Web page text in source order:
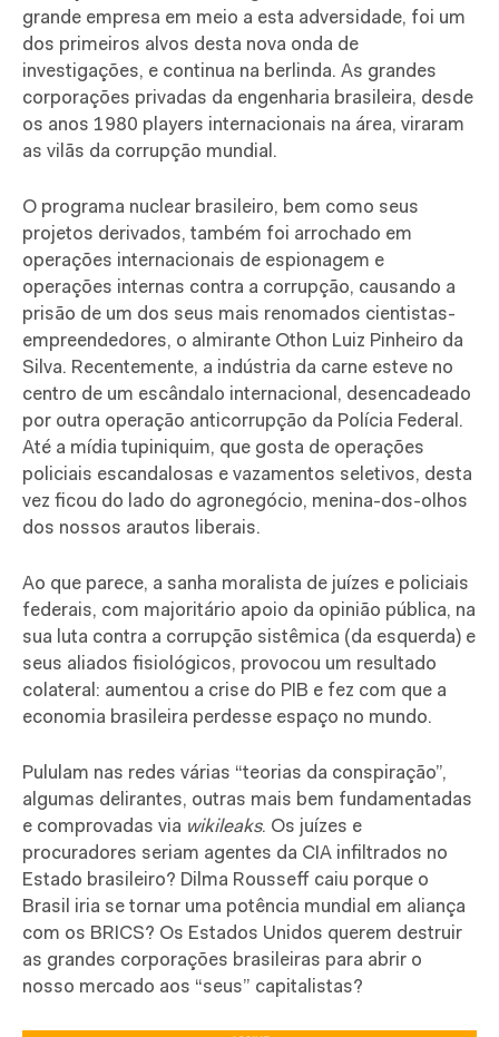
grande empresa em meio a esta adversidade, foi um
dos primeiros alvos desta nova onda de
investigações, e continua na berlinda. As grandes
corporações privadas da engenharia brasileira, desde
os anos 1980 players internacionais na área, viraram
as vilãs da corrupção mundial.
O programa nuclear brasileiro, bem como seus
projetos derivados, também foi arrochado em
operações internacionais de espionagem e
operações internas contra a corrupção, causando a
prisão de um dos seus mais renomados cientistas-
empreendedores, o almirante Othon Luiz Pinheiro da
Silva. Recentemente, a indústria da carne esteve no
centro de um escândalo internacional, desencadeado
por outra operação anticorrupção da Polícia Federal.
Até a mídia tupiniquim, que gosta de operações
policiais escandalosas e vazamentos seletivos, desta
vez ficou do lado do agronegócio, menina-dos-olhos
dos nossos arautos liberais.
Ao que parece, a sanha moralista de juízes e policiais
federais, com majoritário apoio da opinião pública, na
sua luta contra a corrupção sistêmica (da esquerda) e
seus aliados fisiológicos, provocou um resultado
colateral: aumentou a crise do PIB e fez com que a
economia brasileira perdesse espaço no mundo.
Pululam nas redes várias “teorias da conspiração”,
algumas delirantes, outras mais bem fundamentadas
e comprovadas via wikileaks. Os juízes e
procuradores seriam agentes da CIA infiltrados no
Estado brasileiro? Dilma Rousseff caiu porque o
Brasil iria se tornar uma potência mundial em aliança
com os BRICS? Os Estados Unidos querem destruir
as grandes corporações brasileiras para abrir o
nosso mercado aos “seus” capitalistas?